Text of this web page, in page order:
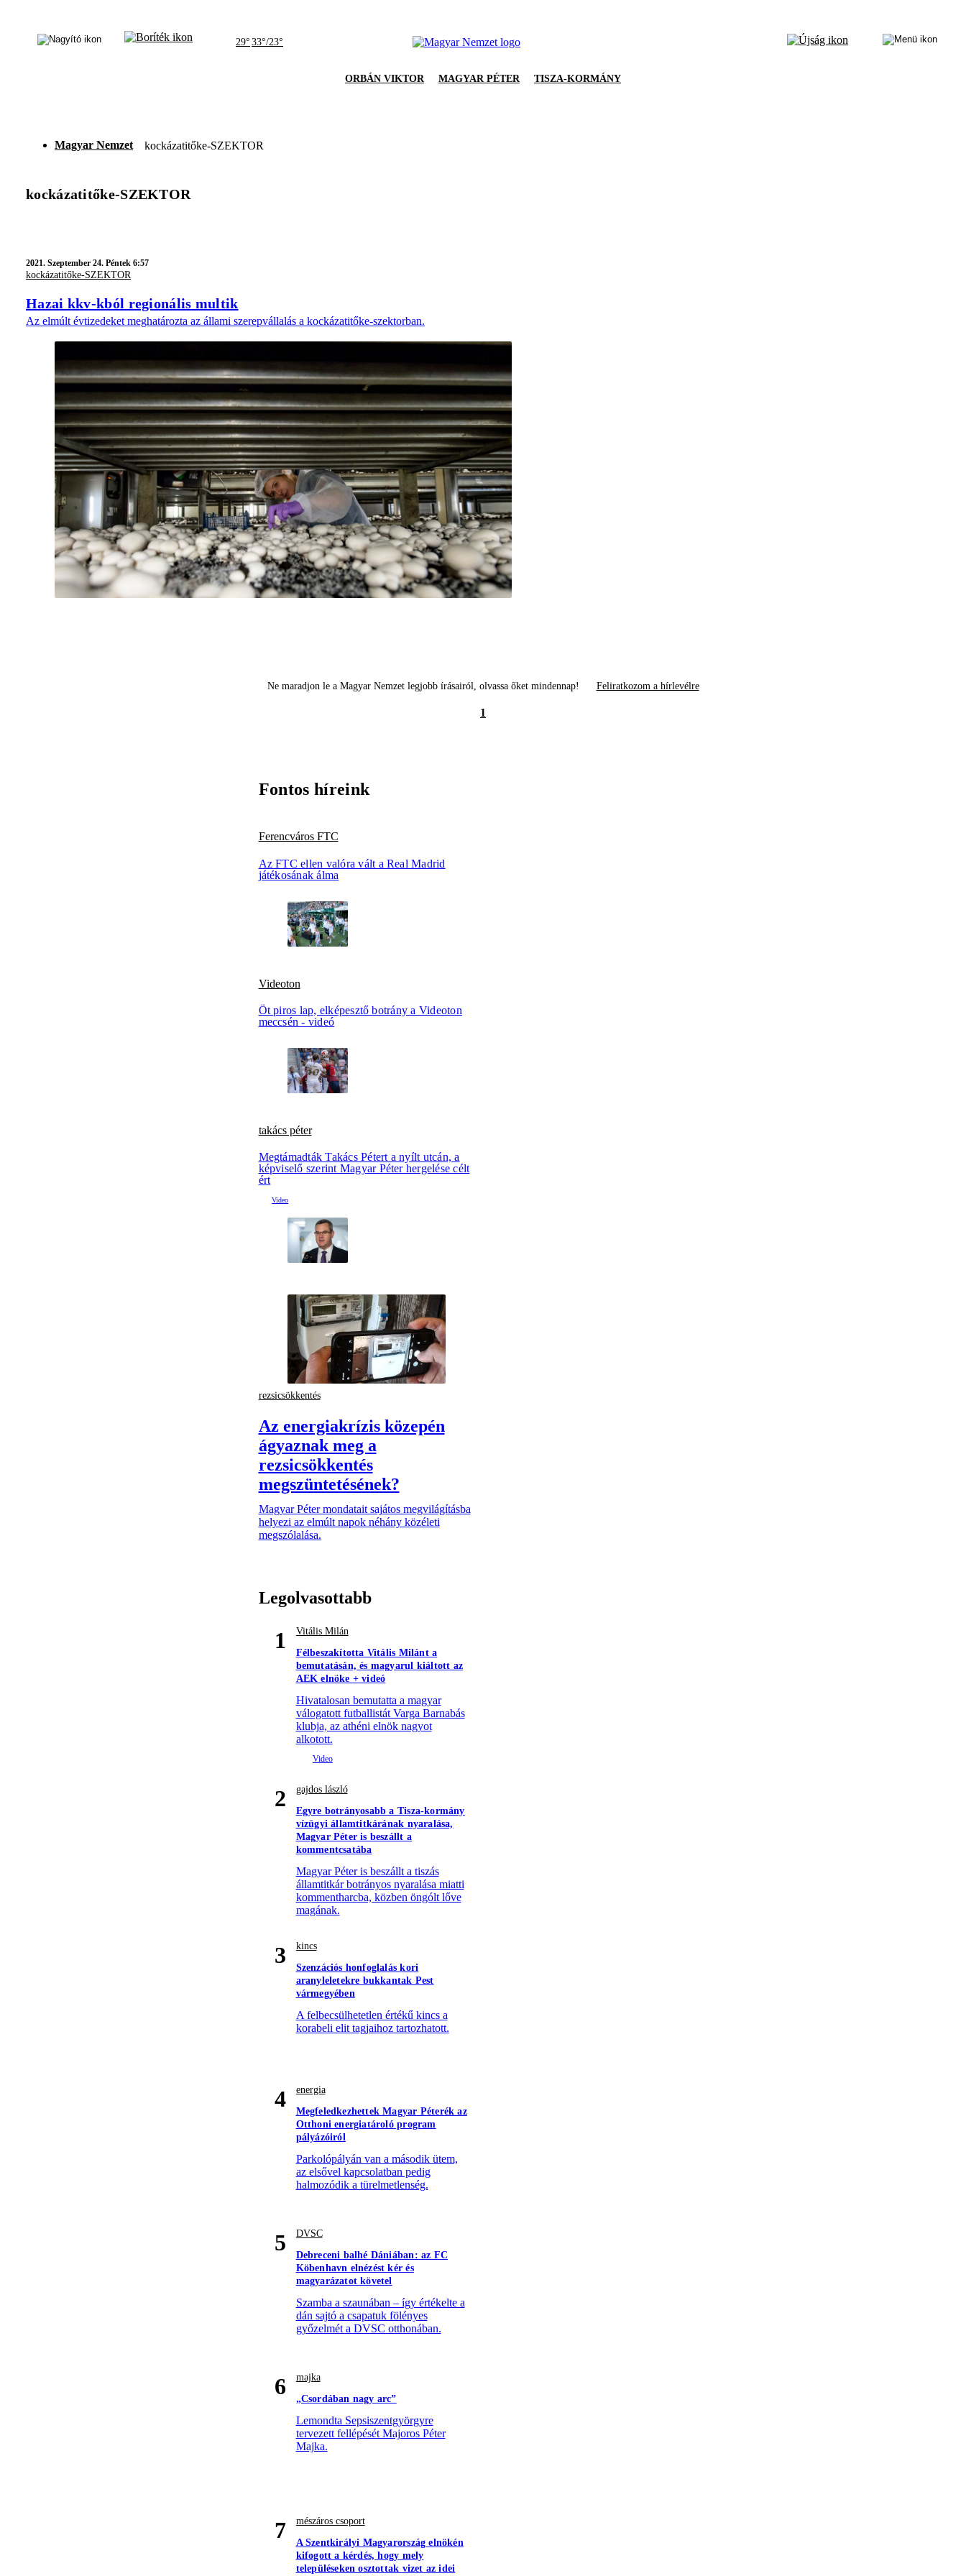
29° 33°/23°
ORBÁN VIKTOR MAGYAR PÉTER TISZA-KORMÁNY
Magyar Nemzet kockázatitőke-SZEKTOR
kockázatitőke-SZEKTOR
2021. Szeptember 24. Péntek 6:57
kockázatitőke-SZEKTOR
Hazai kkv-kból regionális multik
Az elmúlt évtizedeket meghatározta az állami szerepvállalás a kockázatitőke-szektorban.
Ne maradjon le a Magyar Nemzet legjobb írásairól, olvassa őket mindennap! Feliratkozom a hírlevélre
1
Fontos híreink
Ferencváros FTC
Az FTC ellen valóra vált a Real Madrid
játékosának álma
Videoton
Öt piros lap, elképesztő botrány a Videoton
meccsén - videó
takács péter
Megtámadták Takács Pétert a nyílt utcán, a
képviselő szerint Magyar Péter hergelése célt
ért
rezsicsökkentés
Az energiakrízis közepén
ágyaznak meg a
rezsicsökkentés
megszüntetésének?
Magyar Péter mondatait sajátos megvilágításba
helyezi az elmúlt napok néhány közéleti
megszólalása.
Legolvasottabb
1
Vitális Milán
Félbeszakította Vitális Milánt a
bemutatásán, és magyarul kiáltott az
AEK elnöke + videó
Hivatalosan bemutatta a magyar
válogatott futballistát Varga Barnabás
klubja, az athéni elnök nagyot
alkotott.
2
gajdos lászló
Egyre botrányosabb a Tisza-kormány
vízügyi államtitkárának nyaralása,
Magyar Péter is beszállt a
kommentcsatába
Magyar Péter is beszállt a tiszás
államtitkár botrányos nyaralása miatti
kommentharcba, közben öngólt lőve
magának.
3
kincs
Szenzációs honfoglalás kori
aranyleletekre bukkantak Pest
vármegyében
A felbecsülhetetlen értékű kincs a
korabeli elit tagjaihoz tartozhatott.
4
energia
Megfeledkezhettek Magyar Péterék az
Otthoni energiatároló program
pályázóiról
Parkolópályán van a második ütem,
az elsővel kapcsolatban pedig
halmozódik a türelmetlenség.
5
DVSC
Debreceni balhé Dániában: az FC
Köbenhavn elnézést kér és
magyarázatot követel
Szamba a szaunában – így értékelte a
dán sajtó a csapatuk fölényes
győzelmét a DVSC otthonában.
6
majka
„Csordában nagy arc”
Lemondta Sepsiszentgyörgyre
tervezett fellépését Majoros Péter
Majka.
7
mészáros csoport
A Szentkirályi Magyarország elnökén
kifogott a kérdés, hogy mely
településeken osztottak vizet az idei